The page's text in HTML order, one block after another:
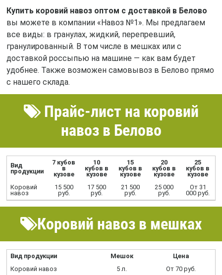
Купить коровий навоз оптом с доставкой в Белово
вы можете в компании «Навоз №1». Мы предлагаем
все виды: в гранулах, жидкий, перепревший,
гранулированный. В том числе в мешках или с
доставкой россыпью на машине — как вам будет
удобнее. Также возможен самовывоз в Белово прямо
с нашего склада.
Прайс-лист на коровий
навоз в Белово
Вид
продукции
7 кубов
в
кузове
10
кубов в
кузове
15
кубов в
кузове
20
кубов в
кузове
25
кубов в
кузове
Коровий
навоз
15 500
руб.
17 500
руб.
21 500
руб.
25 000
руб.
От 31
000 руб.
Коровий навоз в мешках
Вид продукции Мешок
Цена
Коровий навоз
5 л.
От 70 руб.